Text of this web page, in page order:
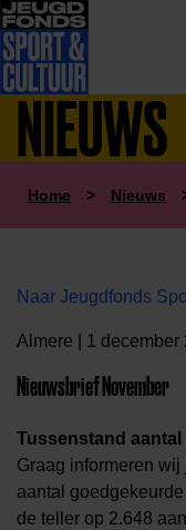
NIEUWS
Home > Nieuws
Naar Jeugdfonds
Almere | 1 december
Nieuwsbrief November
Tussenstand aantal
Graag informeren
aantal
de teller op 2.648